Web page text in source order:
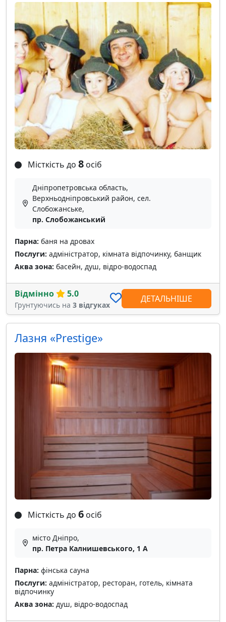
Місткість до 8 осіб
Дніпропетровська область,
Верхньодніпровський район, сел.
Слобожанське,
пр. Слобожанський
Парна: баня на дровах
Послуги: адміністратор, кімната відпочинку, банщик
Аква зона: басейн, душ, відро-водоспад
Відмінно 5.0
Грунтуючись на 3 відгуках
ДЕТАЛЬНІШЕ
Лазня «Prestige»
Місткість до 6 осіб
місто Дніпро,
пр. Петра Калнишевського, 1 А
Парна: фінська сауна
Послуги: адміністратор, ресторан, готель, кімната
відпочинку
Аква зона: душ, відро-водоспад